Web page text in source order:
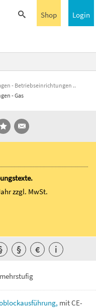
Login
Shop
- Betriebseinrichtungen
- Gas
mitCE-
zzgl. MwSt.
§ € i